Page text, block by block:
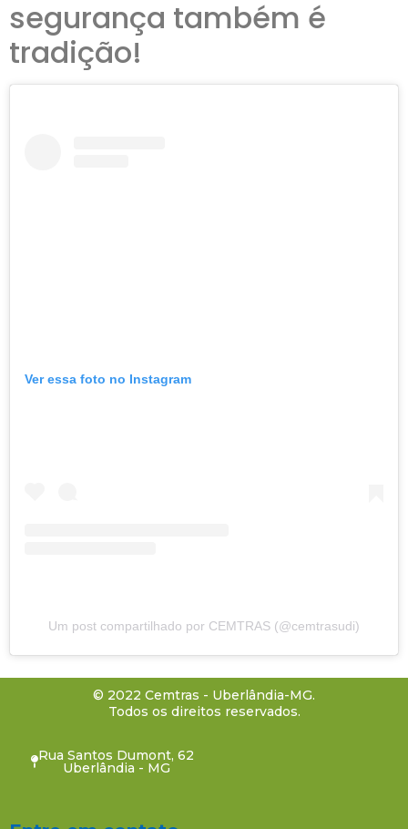
segurança também é
tradição!
Ver essa foto no Instagram
Um post compartilhado por CEMTRAS (@cemtrasudi)
© 2022 Cemtras - Uberlândia-MG.
Todos os direitos reservados.
Rua Santos Dumont, 62
Uberlândia - MG